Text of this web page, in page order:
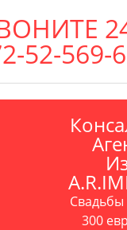
52-569-
Свадьбы
300